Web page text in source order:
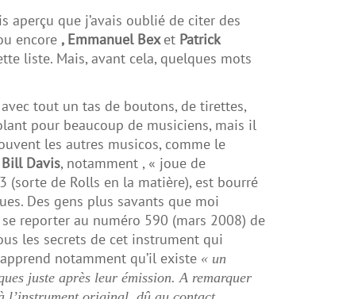
aperçu que j’avais oublié de citer des
encore , Emmanuel Bexet Patrick
liste. Mais, avant cela, quelques mots
avec tout un tas de boutons, de tirettes,
pour beaucoup de musiciens, mais il
les autres musicos, comme le
Davis, notamment , « joue de
(sorte de Rolls en la matière), est bourré
Des gens plus savants que moi
reporter au numéro 590 (mars 2008) de
les secrets de cet instrument qui
notamment qu’il existe « un
juste après leur émission. A remarquer